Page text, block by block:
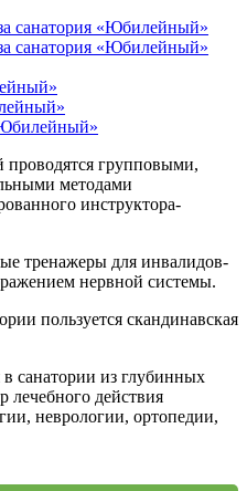
проводятся групповыми,
методами
инструктора-
тренажеры для инвалидов-
нервной системы.
пользуется скандинавская
санатории из глубинных
лечебного действия
неврологии, ортопедии,